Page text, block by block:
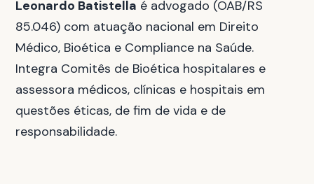
Leonardo Batistella é advogado (OAB/RS
85.046) com atuação nacional em Direito
Médico, Bioética e Compliance na Saúde.
Integra Comitês de Bioética hospitalares e
assessora médicos, clínicas e hospitais em
questões éticas, de fim de vida e de
responsabilidade.